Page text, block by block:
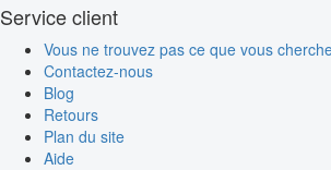
Service client
Vous ne trouvez pas ce que vous
Contactez-nous
Blog
Retours
Plan du site
Aide